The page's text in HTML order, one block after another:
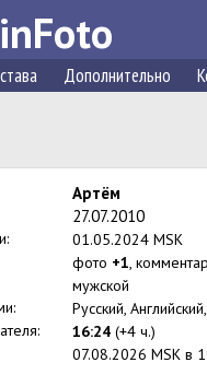
Дополнительно
Артём
27.07.2010
01.05.2024 MSK
фото +1,
мужской
Русский,
16:24 (+4 ч.)
07.08.2026 MSK в